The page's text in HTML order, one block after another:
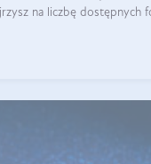
na liczbę dostępnych